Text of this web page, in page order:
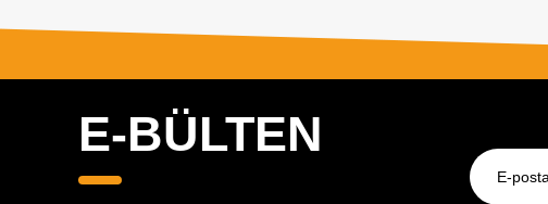
E-BÜLTEN